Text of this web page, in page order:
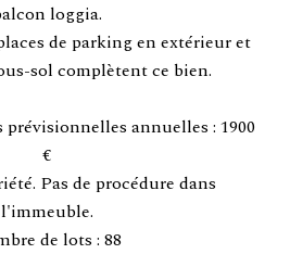
loggia.
de parking en extérieur et
sol complètent ce bien.
annuelles : 1900
€
Pas de procédure dans
l'immeuble.
de lots : 88